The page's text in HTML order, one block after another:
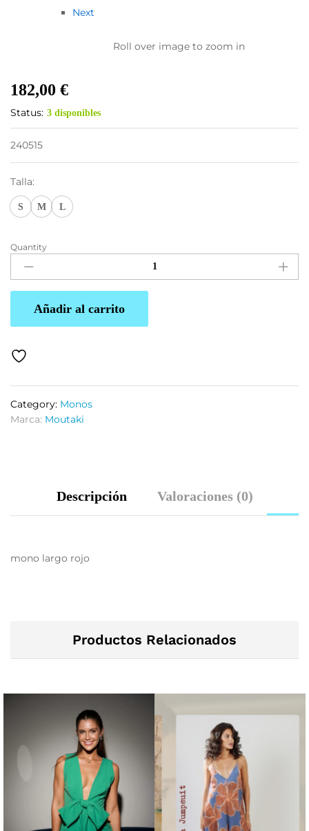
Roll over image to zoom in
Next
182,00 €
Status: 3 disponibles
240515
Talla:
S M L
Quantity
Añadir al carrito
Category: Monos
Marca: Moutaki
Descripción Valoraciones (0)
mono largo rojo
Productos Relacionados